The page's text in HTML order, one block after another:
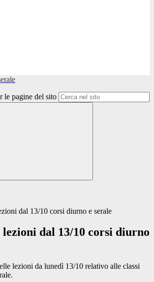
le pagine del sito
dal 13/10 corsi diurno e serale
dal 13/10 corsi diurno
lezioni da lunedì 13/10 relativo alle classi